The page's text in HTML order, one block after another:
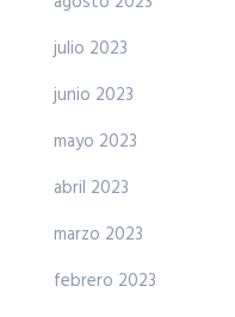
julio 2023
junio 2023
mayo 2023
abril 2023
marzo 2023
febrero 2023